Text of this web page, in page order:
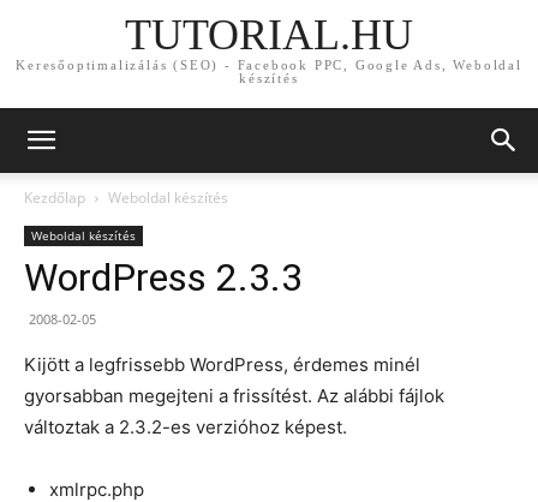
TUTORIAL.HU
Keresőoptimalizálás (SEO) - Facebook PPC, Google Ads, Weboldal
készítés
Kezdőlap Weboldal készítés
Weboldal készítés
WordPress 2.3.3
2008-02-05
Kijött a legfrissebb WordPress, érdemes minél
gyorsabban megejteni a frissítést. Az alábbi fájlok
változtak a 2.3.2-es verzióhoz képest.
xmlrpc.php